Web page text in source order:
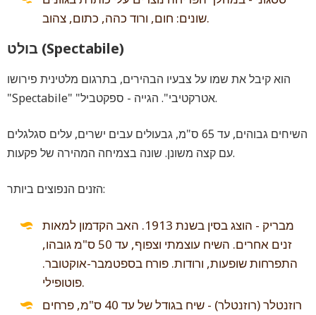
שונים: חום, ורוד כהה, כתום, צהוב.
בולט (Spectabile)
הוא קיבל את שמו על צבעיו הבהירים, בתרגום מלטינית פירושו
"Spectabile" "אטרקטיבי". הגייה - ספקטביל.
השיחים גבוהים, עד 65 ס"מ, גבעולים עבים ישרים, עלים סגלגלים
עם קצה משונן. שונה בצמיחה המהירה של פקעות.
הזנים הנפוצים ביותר:
מבריק - הוצג בסין בשנת 1913. האב הקדמון למאות
זנים אחרים. השיח עוצמתי וצפוף, עד 50 ס"מ גובהו,
התפרחות שופעות, ורודות. פורח בספטמבר-אוקטובר.
פוטופילי.
רוזנטלר (רוזנטלר) - שיח בגודל של עד 40 ס"מ, פרחים